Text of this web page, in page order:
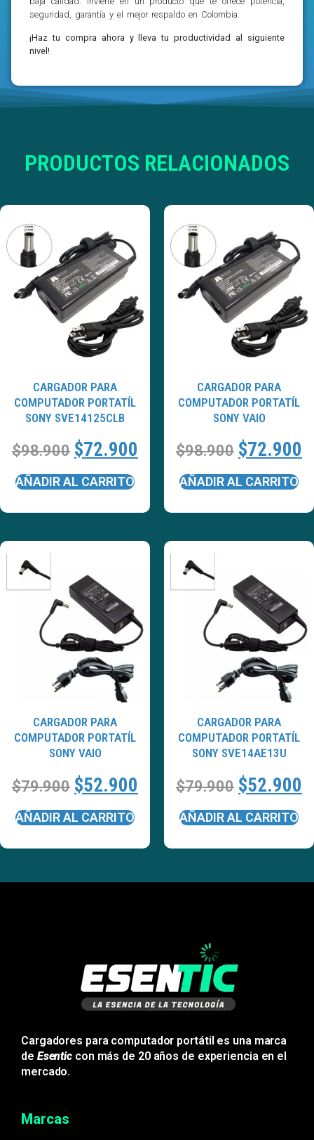
seguridad, garantía y el mejor respaldo en Colombia.
¡Haz tu compra ahora y lleva tu productividad al siguiente
nivel!
PRODUCTOS RELACIONADOS
CARGADOR PARA
COMPUTADOR PORTATÍL
SONY SVE14125CLB
$98.900 $72.900
AÑADIR AL CARRITO
CARGADOR PARA
COMPUTADOR PORTATÍL
SONY VAIO
$98.900 $72.900
AÑADIR AL CARRITO
CARGADOR PARA
COMPUTADOR PORTATÍL
SONY VAIO
$79.900 $52.900
AÑADIR AL CARRITO
CARGADOR PARA
COMPUTADOR PORTATÍL
SONY SVE14AE13U
$79.900 $52.900
AÑADIR AL CARRITO
Cargadores para computador portátil es una marca
de Esentic con más de 20 años de experiencia en el
mercado.
Marcas